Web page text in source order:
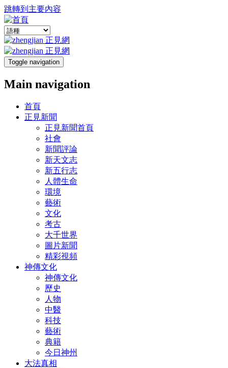
跳轉到主要內容
Toggle navigation
Main navigation
首頁
正見新聞
正見新聞首頁
社會
新聞評論
新天文志
新五行志
人體生命
環境
藝術
文化
考古
大千世界
圖片新聞
精彩視頻
神傳文化
神傳文化
歷史
人物
中醫
科技
藝術
典籍
今日神州
大法真相